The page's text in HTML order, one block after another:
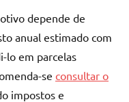
depende de
anual estimado com
lo em parcelas
se consultar o
impostos e